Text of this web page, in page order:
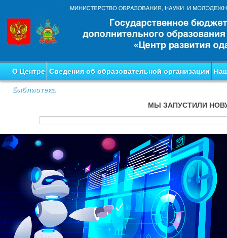
О Центре Сведения об образовательной организации
Библиотека
МЫ ЗАПУСТИЛИ